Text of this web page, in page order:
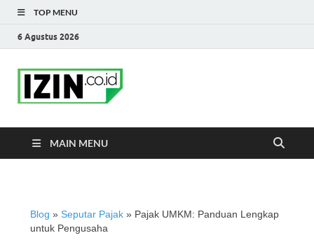
TOP MENU
6 Agustus 2026
MAIN MENU
Blog » Seputar Pajak » Pajak UMKM: Panduan Lengkap
untuk Pengusaha